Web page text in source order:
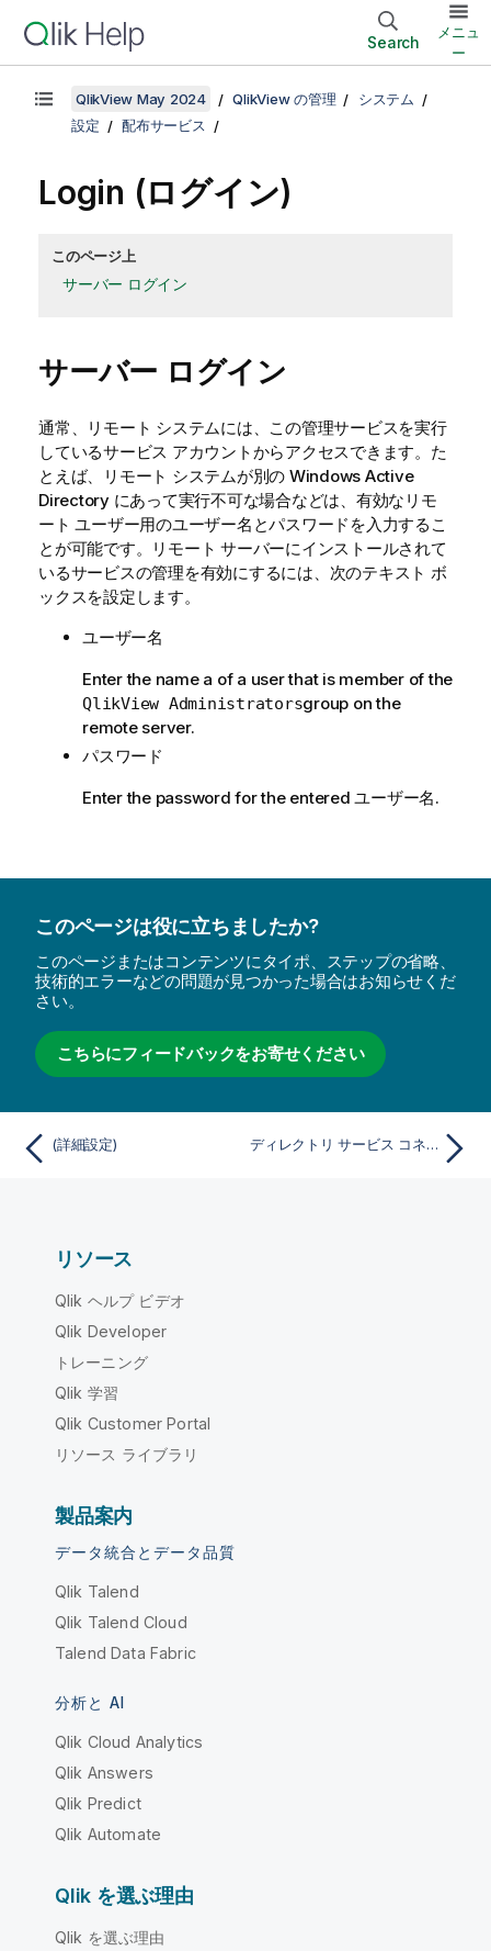
Search
メニュ
ー
QlikView May 2024 QlikView の管理
システム
設定
配布サービス
Login (ログイン)
このページ上
サーバー ログイン
サーバー ログイン
通常、リモート システムには、この管理サービスを実行
しているサービス アカウントからアクセスできます。た
とえば、リモート システムが別の Windows Active
Directory にあって実行不可な場合などは、有効なリモ
ート ユーザー用のユーザー名とパスワードを入力するこ
とが可能です。リモート サーバーにインストールされて
いるサービスの管理を有効にするには、次のテキスト ボ
ックスを設定します。
ユーザー名
Enter the name a of a user that is member of the
QlikView Administratorsgroup on the
remote server.
パスワード
Enter the password for the enteredユーザー名.
このページは役に立ちましたか?
このページまたはコンテンツにタイポ、ステップの省略、
技術的エラーなどの問題が見つかった場合はお知らせくだ
さい。
こちらにフィードバックをお寄せください
(詳細設定) ディレクトリ サービス コネクタ (Directory Service Connector)
リソース
Qlik ヘルプ ビデオ
Qlik Developer
トレーニング
Qlik 学習
Qlik Customer Portal
リソース ライブラリ
製品案内
データ統合とデータ品質
Qlik Talend
Qlik Talend Cloud
Talend Data Fabric
分析と AI
Qlik Cloud Analytics
Qlik Answers
Qlik Predict
Qlik Automate
Qlik を選ぶ理由
Qlik を選ぶ理由